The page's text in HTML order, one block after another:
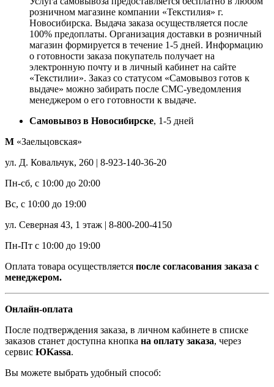
розничном магазине компании «Текстилия» г.
Новосибирска. Выдача заказа осуществляется после
100% предоплаты. Организация доставки в розничный
магазин формируется в течение 1-5 дней. Информацию
о готовности заказа покупатель получает на
электронную почту и в личный кабинет на сайте
«Текстилии». Заказ со статусом «Самовывоз готов к
выдаче» можно забирать после СМС-уведомления
менеджером о его готовности к выдаче.
Самовывоз в Новосибирске, 1-5 дней
М «Заельцовская»
ул. Д. Ковальчук, 260 | 8-923-140-36-20
Пн-сб, с 10:00 до 20:00
Вс, с 10:00 до 19:00
ул. Северная 43, 1 этаж | 8-800-200-4150
Пн-Пт с 10:00 до 19:00
Оплата товара осуществляется после согласования заказа с
менеджером.
Онлайн-оплата
После подтверждения заказа, в личном кабинете в списке
заказов станет доступна кнопка на оплату заказа, через
сервис ЮKassa.
Вы можете выбрать удобный способ: